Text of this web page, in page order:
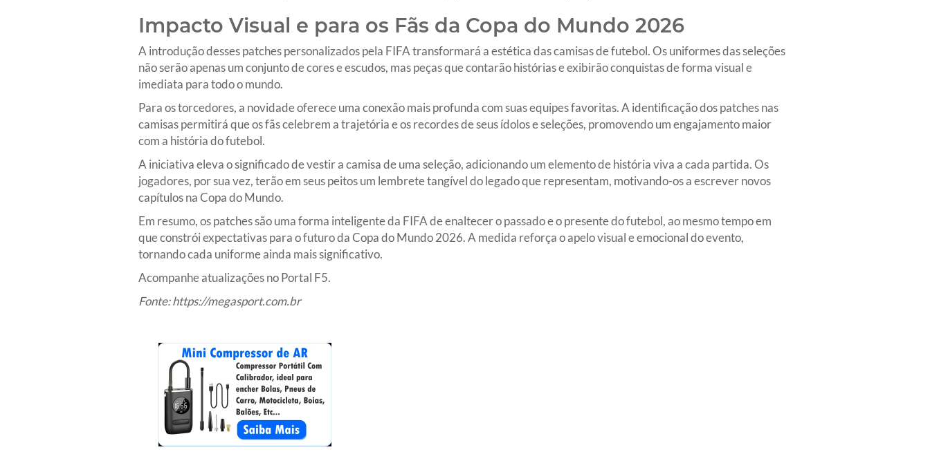
Impacto Visual e para os Fãs da Copa do Mundo 2026
A introdução desses patches personalizados pela FIFA transformará a estética das camisas de futebol. Os uniformes das seleções
não serão apenas um conjunto de cores e escudos, mas peças que contarão histórias e exibirão conquistas de forma visual e
imediata para todo o mundo.
Para os torcedores, a novidade oferece uma conexão mais profunda com suas equipes favoritas. A identificação dos patches nas
camisas permitirá que os fãs celebrem a trajetória e os recordes de seus ídolos e seleções, promovendo um engajamento maior
com a história do futebol.
A iniciativa eleva o significado de vestir a camisa de uma seleção, adicionando um elemento de história viva a cada partida. Os
jogadores, por sua vez, terão em seus peitos um lembrete tangível do legado que representam, motivando-os a escrever novos
capítulos na Copa do Mundo.
Em resumo, os patches são uma forma inteligente da FIFA de enaltecer o passado e o presente do futebol, ao mesmo tempo em
que constrói expectativas para o futuro da Copa do Mundo 2026. A medida reforça o apelo visual e emocional do evento,
tornando cada uniforme ainda mais significativo.
Acompanhe atualizações no Portal F5.
Fonte:https://megasport.com.br